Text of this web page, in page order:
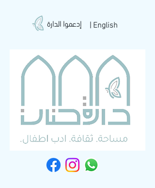
إدعموا الدارة | English